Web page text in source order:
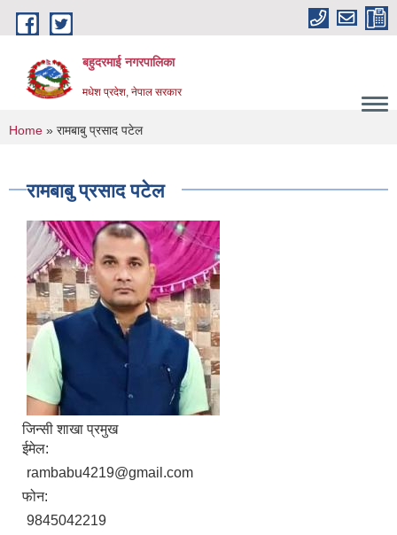
Skip to main content
बहुदरमाई नगरपालिका
मधेश प्रदेश, नेपाल सरकार
You are here
Home » रामबाबु प्रसाद पटेल
रामबाबु प्रसाद पटेल
जिन्सी शाखा प्रमुख
ईमेल:
rambabu4219@gmail.com
फोन:
9845042219